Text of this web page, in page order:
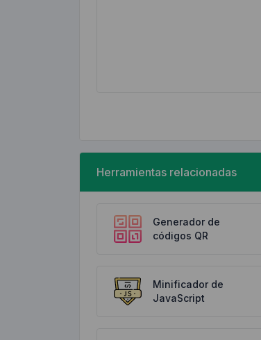
Herramientas relacionadas
Generador de
códigos QR
Minificador de
JavaScript